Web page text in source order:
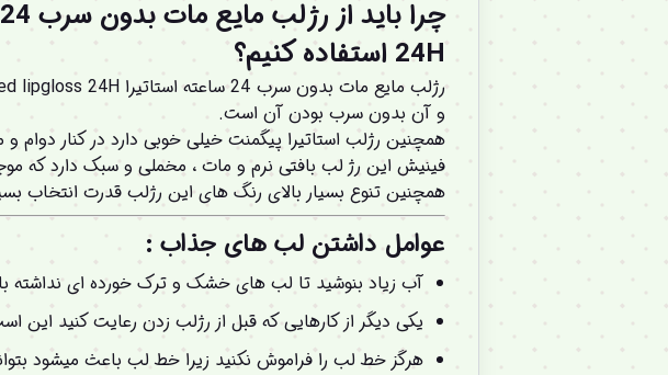
24H استفاده کنیم؟
و آن بدون سرب بودن آن است.
همچنین رژلب استاتیرا پیگمنت خیلی خوبی دارد در کنار دوام
فینیش این رژ لب بافتی نرم و مات ، مخملی و سبک دارد که
همچنین تنوع بسیار بالای رنگ های این رژلب قدرت انتخاب
عوامل داشتن لب های جذاب :
آب زیاد بنوشید تا لب های خشک و ترک خورده ای نداشته
یکی دیگر از کارهایی که قبل از رژلب زدن رعایت کنید این
هرگز خط لب را فراموش نکنید زیرا خط لب باعث میشود